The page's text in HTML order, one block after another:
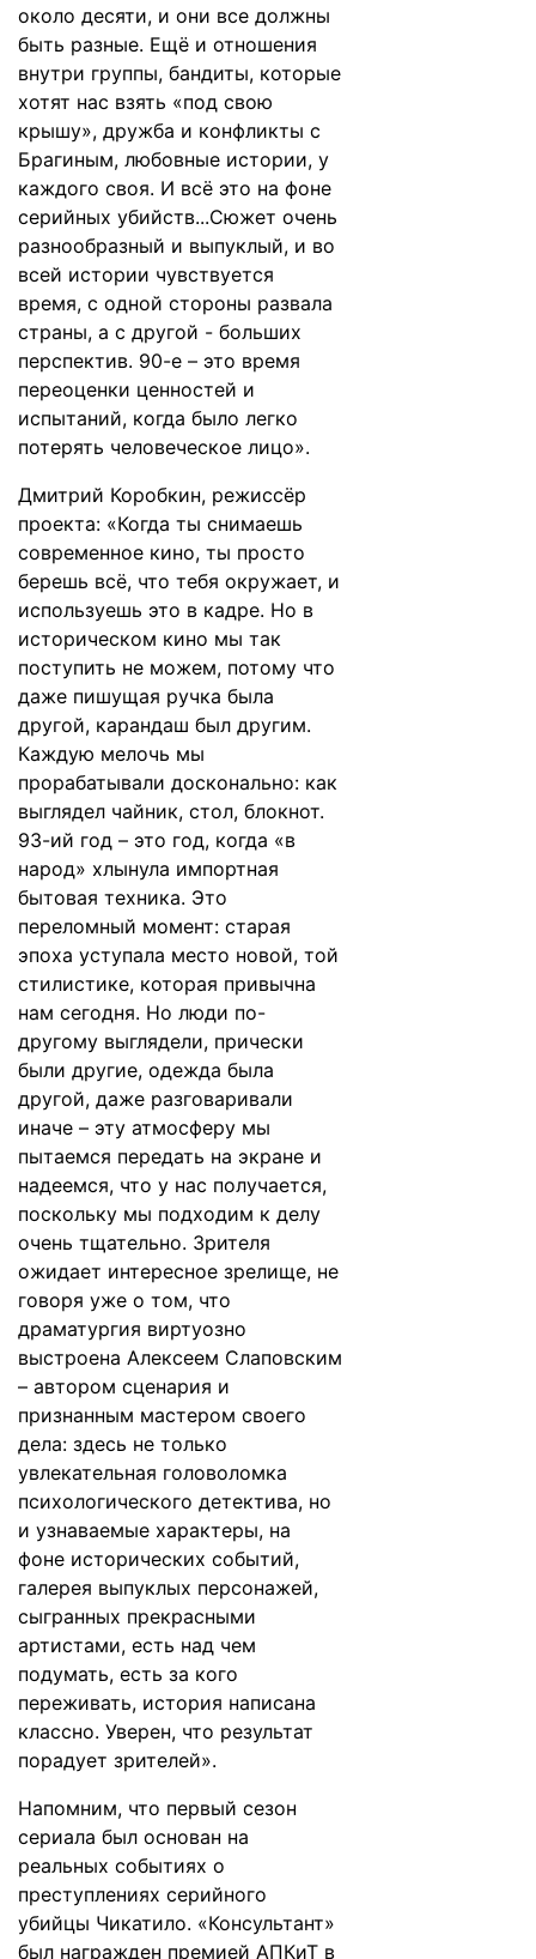
около десяти, и они все должны
быть разные. Ещё и отношения
внутри группы, бандиты, которые
хотят нас взять «под свою
крышу», дружба и конфликты с
Брагиным, любовные истории, у
каждого своя. И всё это на фоне
серийных убийств...Сюжет очень
разнообразный и выпуклый, и во
всей истории чувствуется
время, с одной стороны развала
страны, а с другой - больших
перспектив. 90-е – это время
переоценки ценностей и
испытаний, когда было легко
потерять человеческое лицо».
Дмитрий Коробкин, режиссёр
проекта: «Когда ты снимаешь
современное кино, ты просто
берешь всё, что тебя окружает, и
используешь это в кадре. Но в
историческом кино мы так
поступить не можем, потому что
даже пишущая ручка была
другой, карандаш был другим.
Каждую мелочь мы
прорабатывали досконально: как
выглядел чайник, стол, блокнот.
93-ий год – это год, когда «в
народ» хлынула импортная
бытовая техника. Это
переломный момент: старая
эпоха уступала место новой, той
стилистике, которая привычна
нам сегодня. Но люди по-
другому выглядели, прически
были другие, одежда была
другой, даже разговаривали
иначе – эту атмосферу мы
пытаемся передать на экране и
надеемся, что у нас получается,
поскольку мы подходим к делу
очень тщательно. Зрителя
ожидает интересное зрелище, не
говоря уже о том, что
драматургия виртуозно
выстроена Алексеем Слаповским
– автором сценария и
признанным мастером своего
дела: здесь не только
увлекательная головоломка
психологического детектива, но
и узнаваемые характеры, на
фоне исторических событий,
галерея выпуклых персонажей,
сыгранных прекрасными
артистами, есть над чем
подумать, есть за кого
переживать, история написана
классно. Уверен, что результат
порадует зрителей».
Напомним, что первый сезон
сериала был основан на
реальных событиях о
преступлениях серийного
убийцы Чикатило. «Консультант»
был награжден премией АПКиТ в